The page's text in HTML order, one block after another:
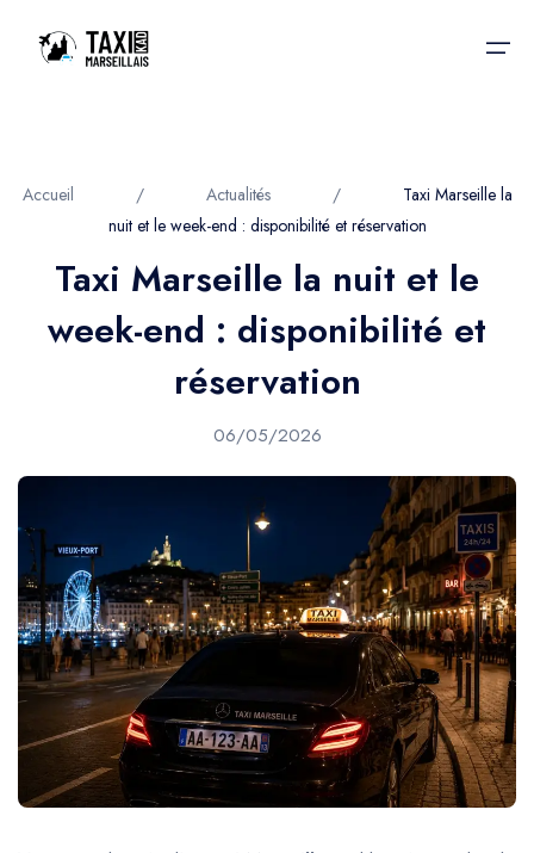
Nos services
Nos services
Taxis Aéroport
Trajet Gare SNCF
Trajet Port croisière
Trajet Longue Distance
Taxis aéroport
Réservation
Contactez-nous
Accueil / Actualités /
Taxi Marseille la
nuit et le week-end : disponibilité et réservation
Taxi Marseille la nuit et le
week-end : disponibilité et
réservation
06/05/2026